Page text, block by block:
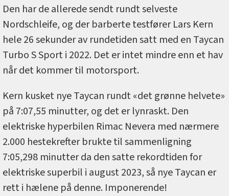
Den har de allerede sendt rundt selveste
Nordschleife, og der barberte testfører Lars Kern
hele 26 sekunder av rundetiden satt med en Taycan
Turbo S Sport i 2022. Det er intet mindre enn et hav
når det kommer til motorsport.
Kern kusket nye Taycan rundt «det grønne helvete»
på 7:07,55 minutter, og det er lynraskt. Den
elektriske hyperbilen Rimac Nevera med nærmere
2.000 hestekrefter brukte til sammenligning
7:05,298 minutter da den satte rekordtiden for
elektriske superbil i august 2023, så nye Taycan er
rett i hælene på denne. Imponerende!